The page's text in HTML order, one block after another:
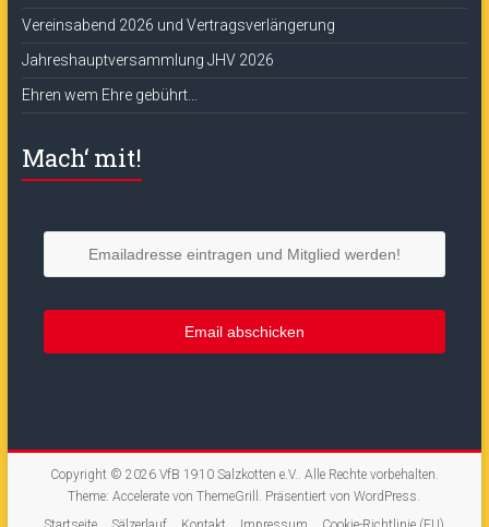
Vereinsabend 2026 und Vertragsverlängerung
Jahreshauptversammlung JHV 2026
Ehren wem Ehre gebührt…
Mach‘ mit!
Copyright © 2026 VfB 1910 Salzkotten e.V. . Alle Rechte vorbehalten.
Theme:Accelerate von ThemeGrill. Präsentiert vonWordPress